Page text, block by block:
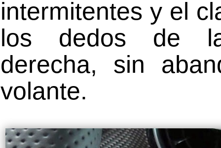
intermitentes y el
los dedos de
derecha, sin
volante.